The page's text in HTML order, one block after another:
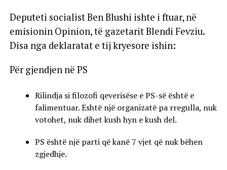
Deputeti socialist Ben Blushi ishte i ftuar, në
emisionin Opinion, të gazetarit Blendi Fevziu.
Disa nga deklaratat e tij kryesore ishin:
Për gjendjen në PS
Rilindja si filozofi qeverisëse e PS-së është e
falimentuar. Është një organizatë pa rregulla, nuk
votohet, nuk dihet kush hyn e kush del.
PS është një parti që kanë 7 vjet që nuk bëhen
zgjedhje.